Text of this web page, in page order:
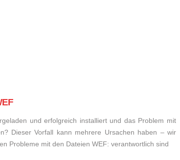
und erfolgreich installiert und das Problem mit
Dieser Vorfall kann mehrere Ursachen haben – wir
Probleme mit den Dateien WEF: verantwortlich sind